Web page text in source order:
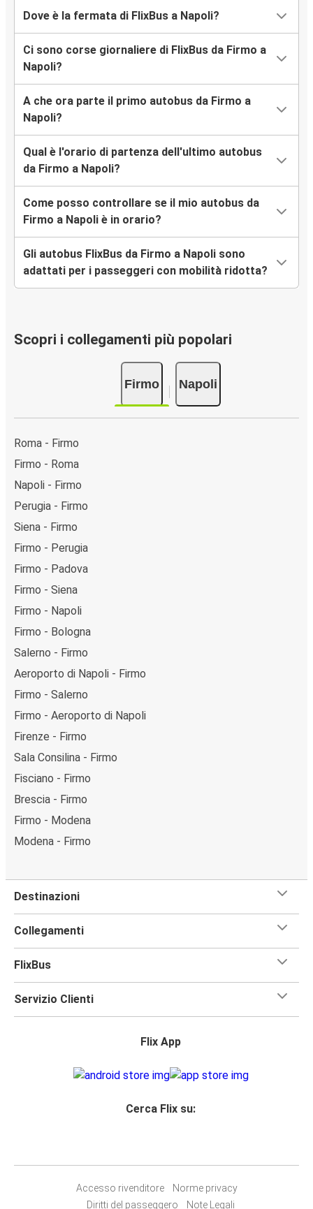
Dove è la fermata di FlixBus a Napoli?
Ci sono corse giornaliere di FlixBus da Firmo a
Napoli?
A che ora parte il primo autobus da Firmo a
Napoli?
Qual è l'orario di partenza dell'ultimo autobus
da Firmo a Napoli?
Come posso controllare se il mio autobus da
Firmo a Napoli è in orario?
Gli autobus FlixBus da Firmo a Napoli sono
adattati per i passeggeri con mobilità ridotta?
Scopri i collegamenti più popolari
Firmo Napoli
Roma - Firmo
Firmo - Roma
Napoli - Firmo
Perugia - Firmo
Siena - Firmo
Firmo - Perugia
Firmo - Padova
Firmo - Siena
Firmo - Napoli
Firmo - Bologna
Salerno - Firmo
Aeroporto di Napoli - Firmo
Firmo - Salerno
Firmo - Aeroporto di Napoli
Firenze - Firmo
Sala Consilina - Firmo
Fisciano - Firmo
Brescia - Firmo
Firmo - Modena
Modena - Firmo
Destinazioni
Collegamenti
FlixBus
Servizio Clienti
Flix App
Cerca Flix su:
Accesso rivenditore
Norme privacy
Diritti del passeggero
Note Legali